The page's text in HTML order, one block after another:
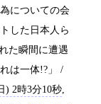
についての会
した日本人ら
た瞬間に遭遇
は一体!?」 /
) 2時3分10秒